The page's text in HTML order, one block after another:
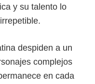
y su talento lo
despiden a un
complejos
en cada